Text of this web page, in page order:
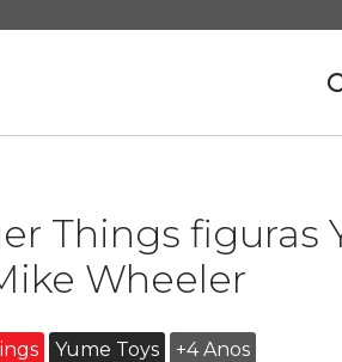
Things figuras
Wheeler
Yume Toys +4 Anos